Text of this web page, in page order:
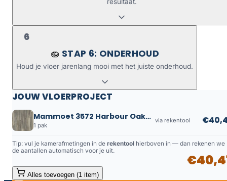
6
🧽 STAP 6: ONDERHOUD
Houd je vloer jarenlang mooi met het juiste onderhoud.
JOUW VLOERPROJECT
Mammoet 3572 Harbour Oak Grey STP818
1 pak
via rekentool
Tip: vul je kamerafmetingen in de rekentool hierboven in — dan rekenen we
de aantallen automatisch voor je uit.
Alles toevoegen (1 item)